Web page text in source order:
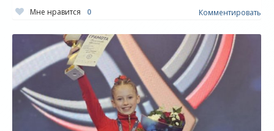
Мне нравится 0 Комментировать